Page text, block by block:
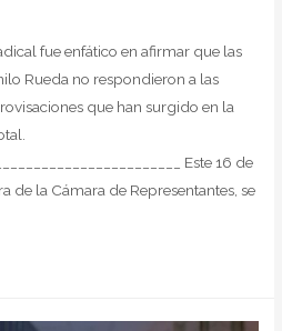
fue enfático en afirmar que las
Rueda no respondieron a las
que han surgido en la
Este 16 de
de la Cámara de Representantes, se